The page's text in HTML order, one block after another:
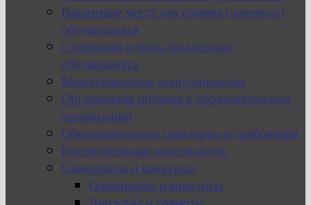
Вакантные места для приема (перевода)
обучающихся
Стипендии и меры поддержки
обучающихся
Международное сотрудничество
Организация питания в образовательной
организации
Образовательные стандарты и требования
Воспитательная деятельность
Олимпиады и конкурсы
Олимпиады и конкурсы